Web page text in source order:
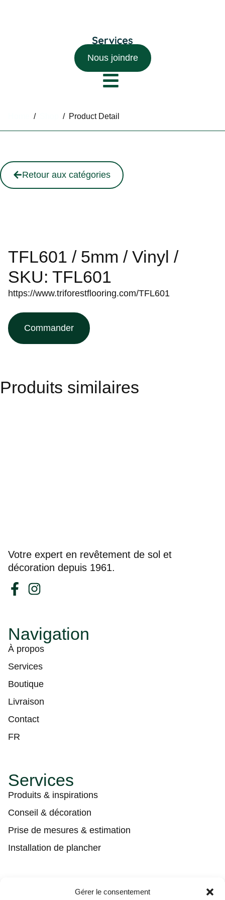
Gérer le consentement
Nous joindre
/ / Product Detail
Retour aux catégories
TFL601 / 5mm / Vinyl /
SKU: TFL601
https://www.triforestflooring.com/TFL601
Commander
Produits similaires
Votre expert en revêtement de sol et
décoration depuis 1961.
Navigation
À propos
Services
Boutique
Livraison
Contact
FR
Services
Produits & inspirations
Conseil & décoration
Prise de mesures & estimation
Installation de plancher